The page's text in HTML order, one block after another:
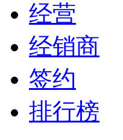
经营
经销商
签约
排行榜